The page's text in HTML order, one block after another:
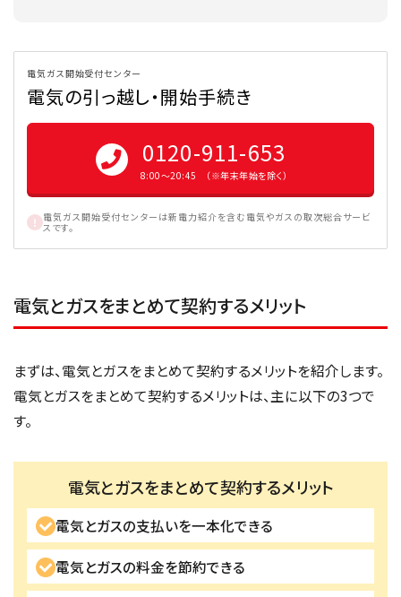
電気ガス開始受付センター
電気の引っ越し・開始手続き
0120-911-653
8:00〜20:45 （※年末年始を除く）
電気ガス開始受付センターは新電力紹介を含む電気やガスの取次総合サービ
スです。
電気とガスをまとめて契約するメリット
まずは、電気とガスをまとめて契約するメリットを紹介します。
電気とガスをまとめて契約するメリットは、主に以下の3つで
す。
電気とガスをまとめて契約するメリット
電気とガスの支払いを一本化できる
電気とガスの料金を節約できる